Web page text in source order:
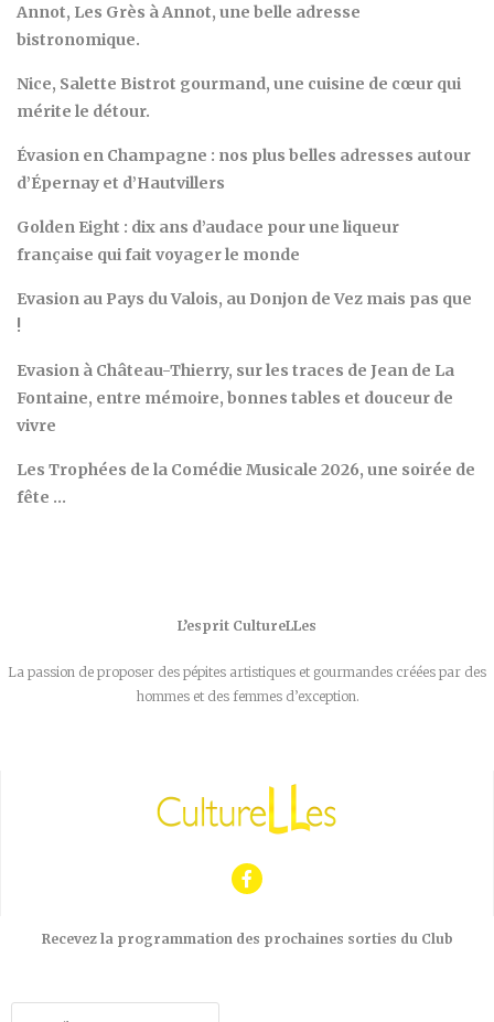
Annot, Les Grès à Annot, une belle adresse
bistronomique.
Nice, Salette Bistrot gourmand, une cuisine de cœur qui
mérite le détour.
Évasion en Champagne : nos plus belles adresses autour
d’Épernay et d’Hautvillers
Golden Eight : dix ans d’audace pour une liqueur
française qui fait voyager le monde
Evasion au Pays du Valois, au Donjon de Vez mais pas que
!
Evasion à Château-Thierry, sur les traces de Jean de La
Fontaine, entre mémoire, bonnes tables et douceur de
vivre
Les Trophées de la Comédie Musicale 2026, une soirée de
fête …
L’esprit CultureLLes
La passion de proposer des pépites artistiques et gourmandes créées par des
hommes et des femmes d’exception.
Recevez la programmation des prochaines sorties du Club